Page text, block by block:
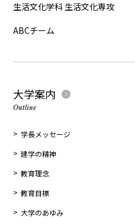
生活文化学科 生活文化専攻
ABCチーム
大学案内
Outline
学長メッセージ
建学の精神
教育理念
教育目標
大学のあゆみ